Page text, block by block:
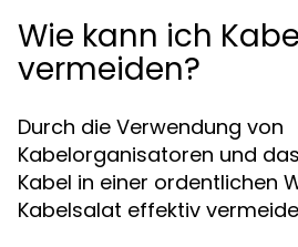
Wie kann ich
vermeiden?
Durch die Verwendung von
Kabelorganisatoren und
Kabel in einer ordentlichen
Kabelsalat effektiv